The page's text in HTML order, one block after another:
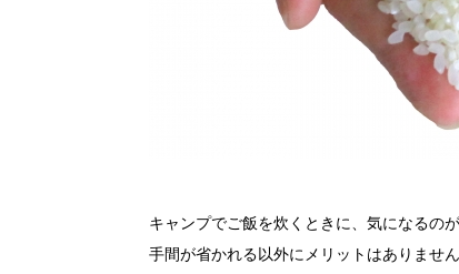
キャンプでご飯を炊くときに、気になるの
手間が省かれる以外にメリットはありません